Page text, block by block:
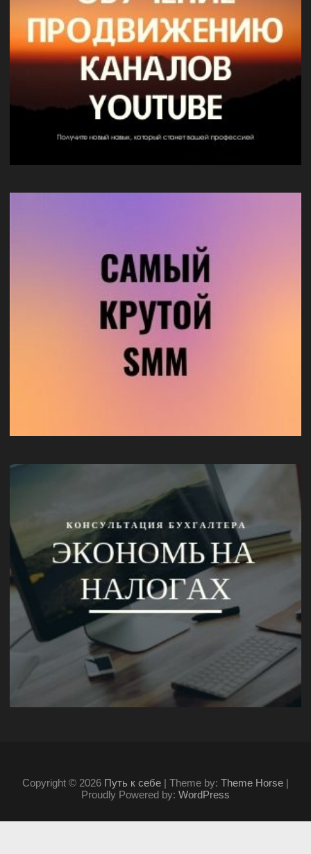
Copyright © 2026 Путь к себе | Theme by: Theme Horse |
Proudly Powered by: WordPress